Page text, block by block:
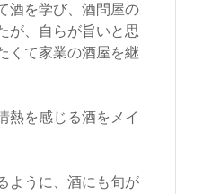
酒を学び、酒問屋の
が、自らが旨いと思
くて家業の酒屋を継
熱を感じる酒をメイ
ように、酒にも旬が